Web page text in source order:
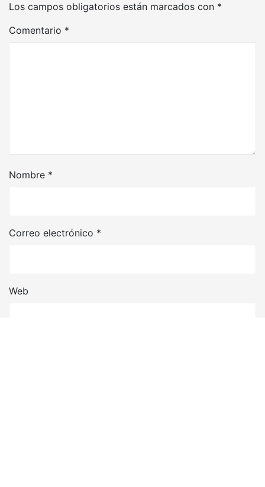
Los campos obligatorios están marcados con *
Comentario *
Nombre *
Correo electrónico *
Web